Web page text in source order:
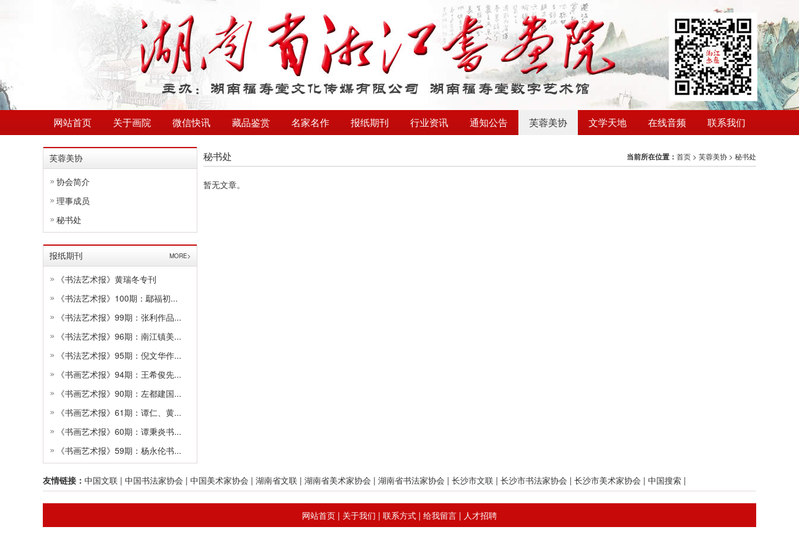
网站首页 关于画院 微信快讯 藏品鉴赏 名家名作 报纸期刊 行业资讯 通知公告 芙蓉美协 文学天地 在线音频 联系我们
芙蓉美协
协会简介
理事成员
秘书处
报纸期刊 MORE>
《书法艺术报》黄瑞冬专刊
《书法艺术报》100期：鄢福初...
《书法艺术报》99期：张利作品...
《书法艺术报》96期：南江镇美...
《书法艺术报》95期：倪文华作...
《书画艺术报》94期：王希俊先...
《书画艺术报》90期：左都建国...
《书画艺术报》61期：谭仁、黄...
《书画艺术报》60期：谭秉炎书...
《书画艺术报》59期：杨永伦书...
秘书处 当前所在位置： 首页 > 芙蓉美协 > 秘书处
暂无文章。
友情链接： 中国文联 | 中国书法家协会 | 中国美术家协会 | 湖南省文联 | 湖南省美术家协会 | 湖南省书法家协会 | 长沙市文联 | 长沙市书法家协会 | 长沙市美术家协会 | 中国搜索 |
网站首页 | 关于我们 | 联系方式 | 给我留言 | 人才招聘